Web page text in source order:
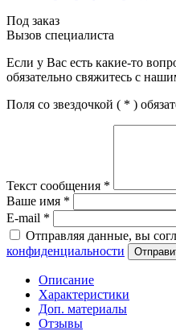
Под заказ
Вызов специалиста
Если у Вас есть какие-то
обязательно свяжитесь с
Поля со звездочкой ( * )
Текст сообщения *
Ваше имя *
E-mail *
Отправляя данные, вы
конфиденциальности
Описание
Характеристики
Доп. материалы
Отзывы